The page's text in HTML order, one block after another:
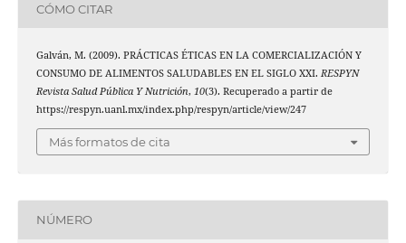
CÓMO CITAR
Galván, M. (2009). PRÁCTICAS ÉTICAS EN LA COMERCIALIZACIÓN Y
CONSUMO DE ALIMENTOS SALUDABLES EN EL SIGLO XXI. RESPYN
Revista Salud Pública Y Nutrición, 10(3). Recuperado a partir de
https://respyn.uanl.mx/index.php/respyn/article/view/247
Más formatos de cita
NÚMERO